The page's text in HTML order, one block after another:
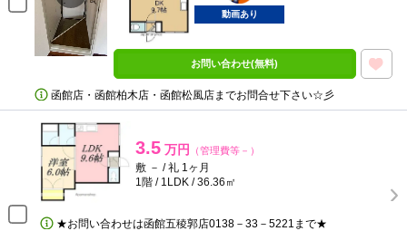
動画あり
お問い合わせ(無料)
函館店・函館柏木店・函館松風店までお問合せ下さい☆彡
3.5 万円 （管理費等－）
敷 － / 礼 1ヶ月
1階 / 1LDK / 36.36㎡
★お問い合わせは函館五稜郭店0138－33－5221まで★